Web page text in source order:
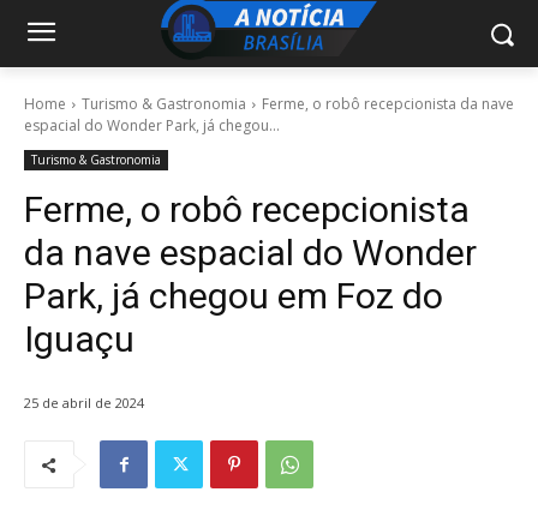
Home Turismo & Gastronomia
Ferme, o robô recepcionista da nave
espacial do Wonder Park, já chegou...
Turismo & Gastronomia
Ferme, o robô recepcionista
da nave espacial do Wonder
Park, já chegou em Foz do
Iguaçu
25 de abril de 2024